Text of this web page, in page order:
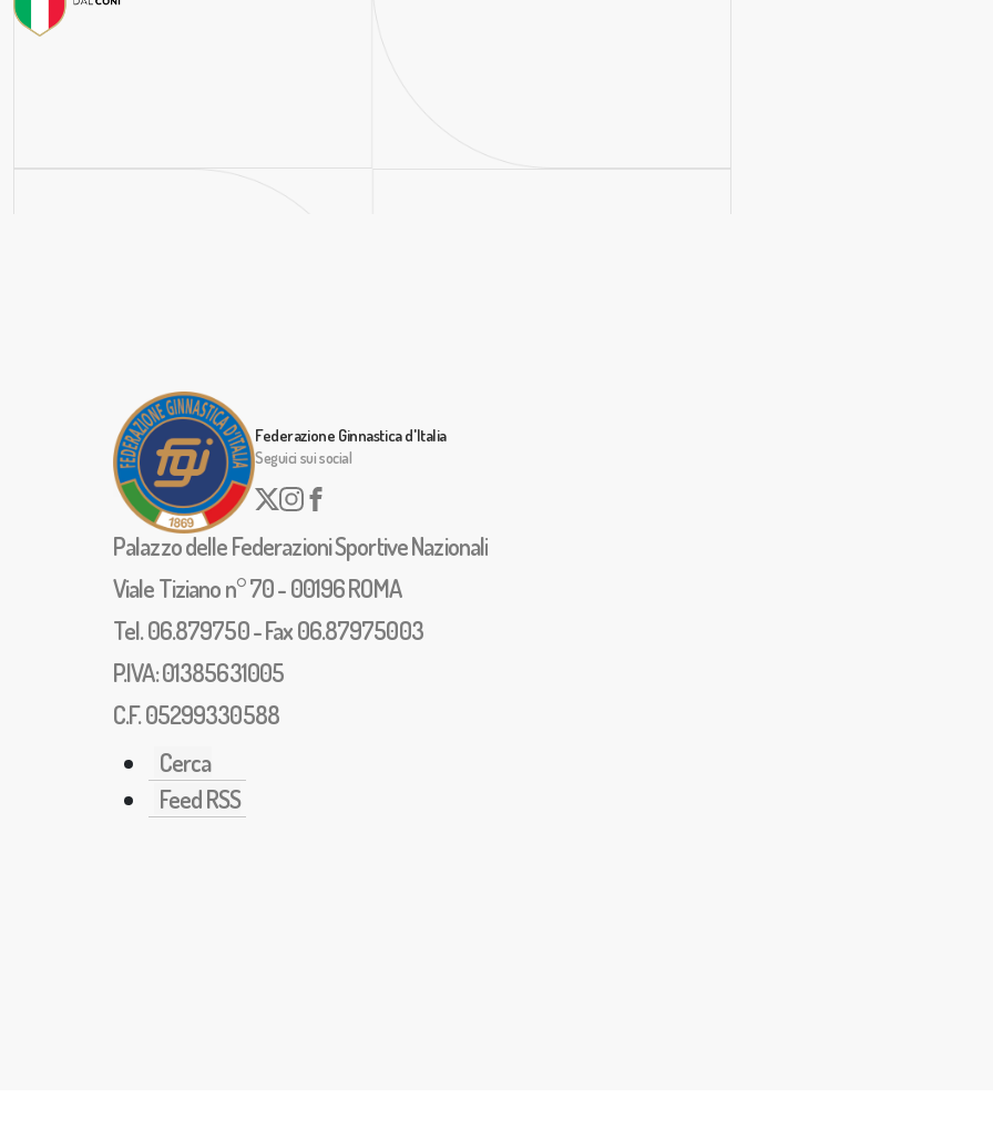
Federazione Ginnastica d'Italia
Seguici sui social
Palazzo delle Federazioni Sportive Nazionali
Viale Tiziano n° 70 - 00196 ROMA
Tel. 06.879750 - Fax 06.87975003
P.IVA: 01385631005
C.F. 05299330588
Cerca
Feed RSS